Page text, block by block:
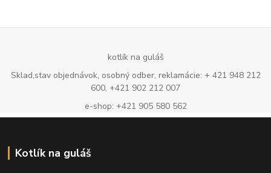
kotlík na guláš
Sklad,stav objednávok, osobný odber, reklamácie: + 421 948 212
600, +421 902 212 007
e-shop: +421 905 580 562
Kotlík na guláš